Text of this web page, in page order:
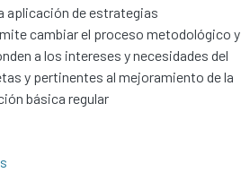
aplicación de estrategias
cambiar el proceso metodológico y
a los intereses y necesidades del
y pertinentes al mejoramiento de la
básica regular